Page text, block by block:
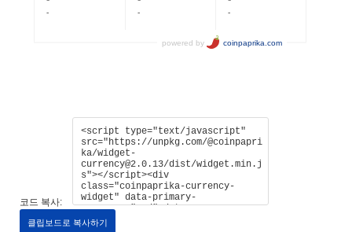
코드 복사:
클립보드로 복사하기